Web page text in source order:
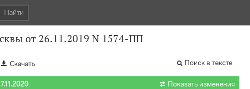
Найти
от 26.11.2019 N 1574-ПП
Скачать Поиск в тексте
 Показать изменения